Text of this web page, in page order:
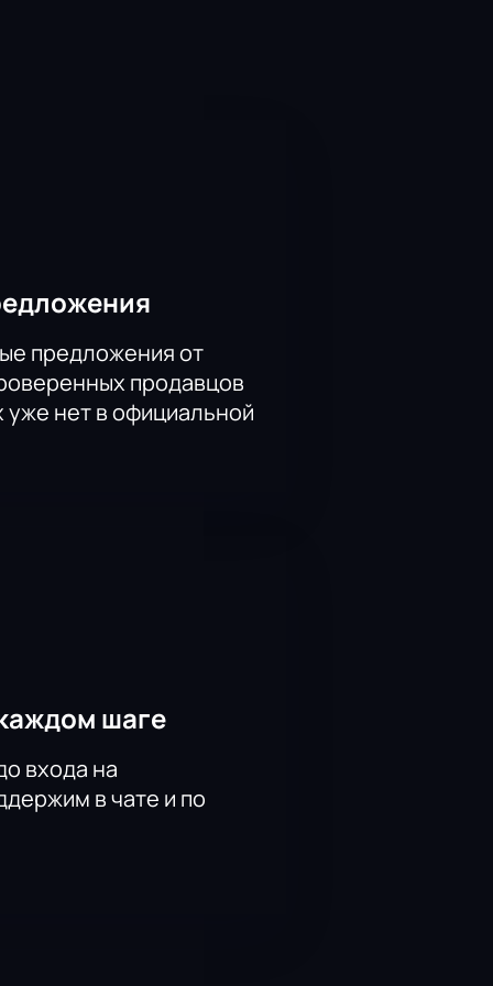
д. 18. Архитектура зала
атмосферу
на сцене МДТ Театр
— специалисты помогут
предложения от
продавцов
нет в официальной
шаге
входа на
в чате и по